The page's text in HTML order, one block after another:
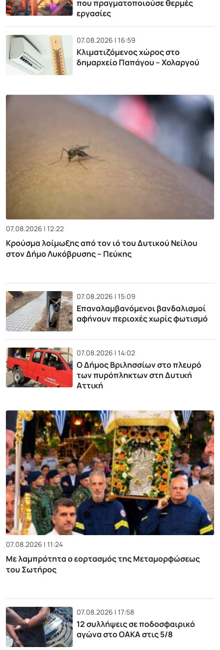
που πραγματοποιούσε θερμές
εργασίες
07.08.2026 | 16:59
Κλιματιζόμενος χώρος στο
δημαρχείο Παπάγου – Χολαργού
07.08.2026 | 12:22
Κρούσμα λοίμωξης από τον ιό του Δυτικού Νείλου
στον Δήμο Λυκόβρυσης – Πεύκης
07.08.2026 | 15:09
Επαναλαμβανόμενοι βανδαλισμοί
αφήνουν περιοχές χωρίς φωτισμό
07.08.2026 | 14:02
Ο Δήμος Βριλησσίων στο πλευρό
των πυρόπληκτων στη Δυτική
Αττική
07.08.2026 | 11:24
Με λαμπρότητα ο εορτασμός της Μεταμορφώσεως
του Σωτήρος
07.08.2026 | 17:58
12 συλλήψεις σε ποδοσφαιρικό
αγώνα στο ΟΑΚΑ στις 5/8